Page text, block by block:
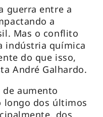
guerra entre a
a
Mas o conflito
indústria química
do que isso,
André Galhardo.
de aumento
longo dos últimos
dos